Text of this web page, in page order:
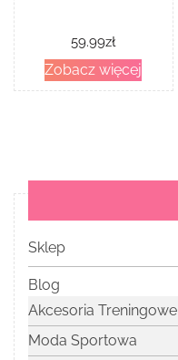
59.99zł
Zobacz więcej
Sklep
Blog
Akcesoria Treningowe
Moda Sportowa